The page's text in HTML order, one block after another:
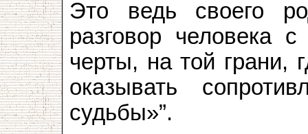
Это ведь своего
разговор человека
черты, на той грани,
оказывать
судьбы»”.